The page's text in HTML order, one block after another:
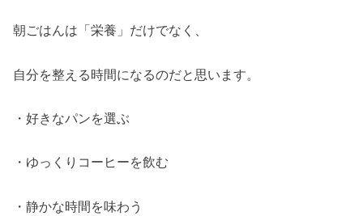
朝ごはんは「栄養」だけでなく、
自分を整える時間になるのだと思います。
・好きなパンを選ぶ
・ゆっくりコーヒーを飲む
・静かな時間を味わう